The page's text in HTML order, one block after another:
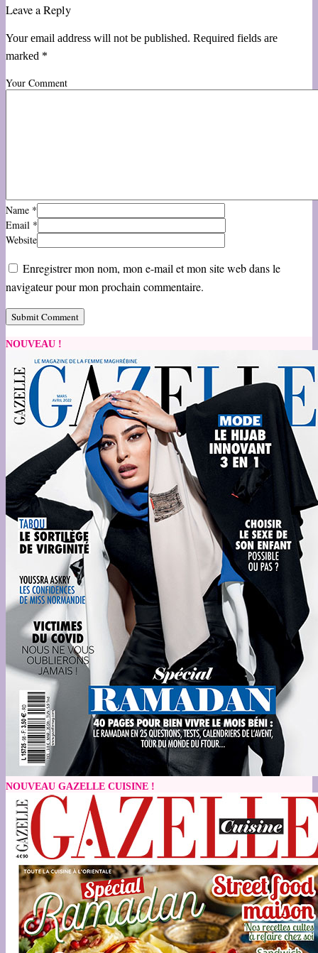
Leave a Reply
Your email address will not be published. Required fields are
marked *
Your Comment
Name *
Email *
Website
Enregistrer mon nom, mon e-mail et mon site web dans le
navigateur pour mon prochain commentaire.
NOUVEAU !
NOUVEAU GAZELLE CUISINE !